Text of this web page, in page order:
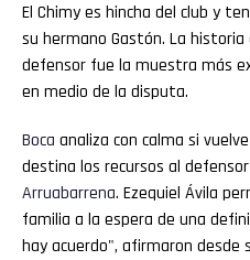
El Chimy es hincha del club y
su hermano Gastón. La
defensor fue la muestra más
en medio de la disputa.
Boca analiza con calma si
destina los recursos al
Arruabarrena. Ezequiel Ávila
familia a la espera de una
hay acuerdo", afirmaron desde